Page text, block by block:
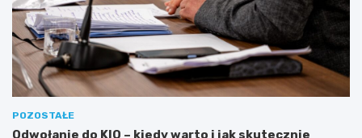
POZOSTAŁE
Odwołanie do KIO – kiedy warto i jak skutecznie